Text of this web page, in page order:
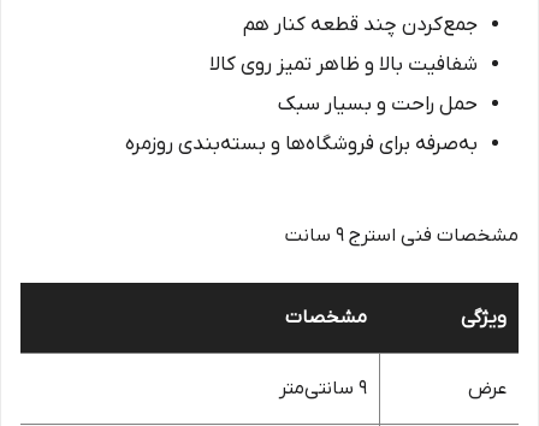
جمع‌کردن چند قطعه کنار هم
شفافیت بالا و ظاهر تمیز روی کالا
حمل راحت و بسیار سبک
به‌صرفه برای فروشگاه‌ها و بسته‌بندی روزمره
مشخصات فنی استرج ۹ سانت
ویژگی مشخصات
عرض ۹ سانتی‌متر